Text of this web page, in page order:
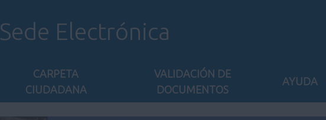
Sede Electrónica
CARPETA
CIUDADANA
VALIDACIÓN DE
DOCUMENTOS
AYUDA